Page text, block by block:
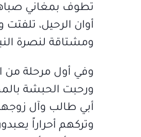
تطوف بمغاني
أوان الرحيل،
ومشتاقة لنصرة
وفي أول مرحلة من
ورحبت الحبشة
أبي طالب وآل
وتركهم أحراراً